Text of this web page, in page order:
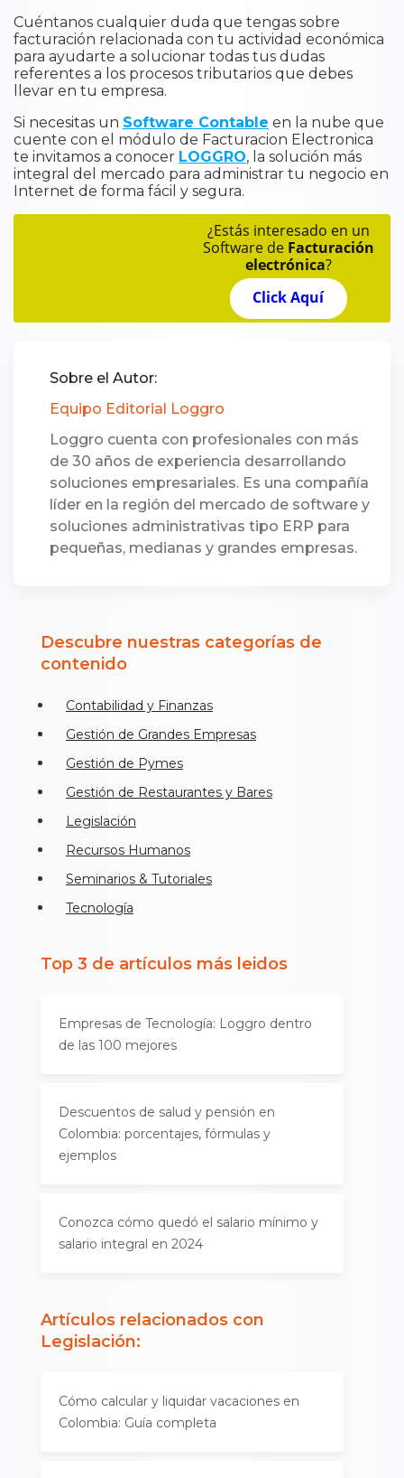
Cuéntanos cualquier duda que tengas sobre
facturación relacionada con tu actividad económica
para ayudarte a solucionar todas tus dudas
referentes a los procesos tributarios que debes
llevar en tu empresa.
Si necesitas un Software Contable en la nube que
cuente con el módulo de Facturacion Electronica
te invitamos a conocer LOGGRO, la solución más
integral del mercado para administrar tu negocio en
Internet de forma fácil y segura.
¿Estás interesado en un
Software de Facturación
electrónica?
Click Aquí
Sobre el Autor:
Equipo Editorial Loggro
Loggro cuenta con profesionales con más
de 30 años de experiencia desarrollando
soluciones empresariales. Es una compañía
líder en la región del mercado de software y
soluciones administrativas tipo ERP para
pequeñas, medianas y grandes empresas.
Descubre nuestras categorías de
contenido
Contabilidad y Finanzas
Gestión de Grandes Empresas
Gestión de Pymes
Gestión de Restaurantes y Bares
Legislación
Recursos Humanos
Seminarios & Tutoriales
Tecnología
Top 3 de artículos más leidos
Empresas de Tecnología: Loggro dentro
de las 100 mejores
Descuentos de salud y pensión en
Colombia: porcentajes, fórmulas y
ejemplos
Conozca cómo quedó el salario mínimo y
salario integral en 2024
Artículos relacionados con
Legislación:
Cómo calcular y liquidar vacaciones en
Colombia: Guía completa